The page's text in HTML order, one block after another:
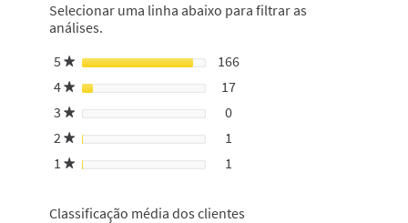
Selecionar uma linha abaixo para filtrar as
análises.
5★ estrelas 166166 análises com 5 estrelas.
Selecionar para filtrar
4★ estrelas 1717 análises com 4 estrelas.
Selecionar para filtrar
3★ estrelas 00 análises com 3 estrelas.
Selecionar para filtrar
2★ estrelas 1
1★ estrelas 1
Classificação média dos clientes